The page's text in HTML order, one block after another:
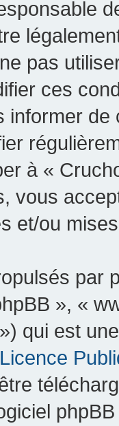
pas
ces
informer
à «
vous
et/ou
par
», «
qui est
Licence